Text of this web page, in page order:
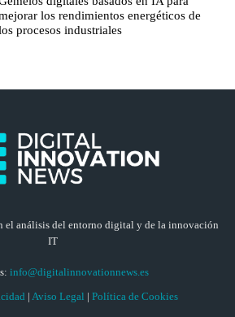
los rendimientos energéticos de
procesos industriales
el análisis del entorno digital y de la innovación
IT
info@digitalinnovationnews.es
| Aviso Legal | Política de Cookies